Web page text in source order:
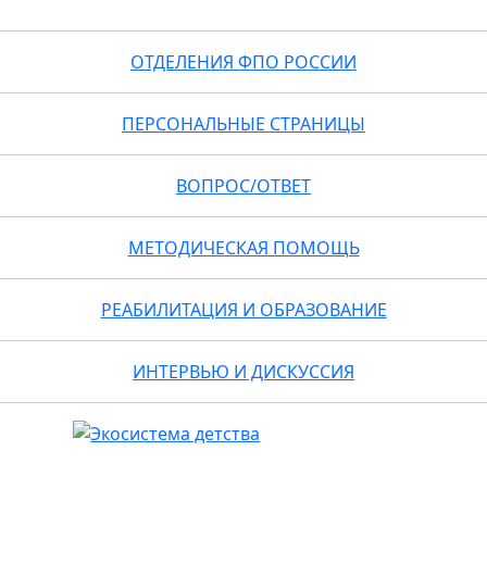
ОТДЕЛЕНИЯ ФПО РОССИИ
ПЕРСОНАЛЬНЫЕ СТРАНИЦЫ
ВОПРОС/ОТВЕТ
МЕТОДИЧЕСКАЯ ПОМОЩЬ
РЕАБИЛИТАЦИЯ И ОБРАЗОВАНИЕ
ИНТЕРВЬЮ И ДИСКУССИЯ